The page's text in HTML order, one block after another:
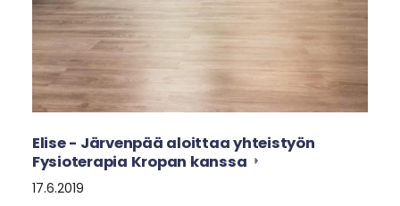
Elise - Järvenpää aloittaa yhteistyön
Fysioterapia Kropan kanssa
17.6.2019